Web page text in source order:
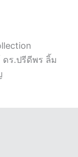
ดร.ปรีดีพร ลิ้ม